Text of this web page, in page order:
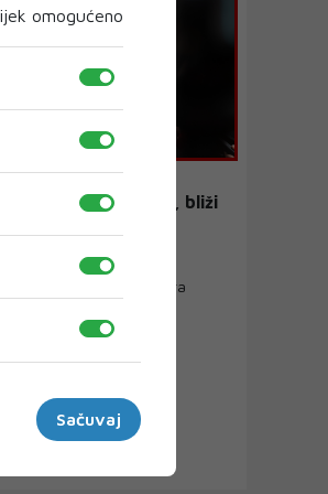
je kukavičje jaje, bliži
za pravdu i red, Nebojša
izjavio je kako je namjera
omogućeno
Sačuvaj